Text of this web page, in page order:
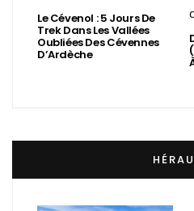
Le Cévenol : 5 Jours De
Trek Dans Les Vallées
Oubliées Des Cévennes
D’Ardèche